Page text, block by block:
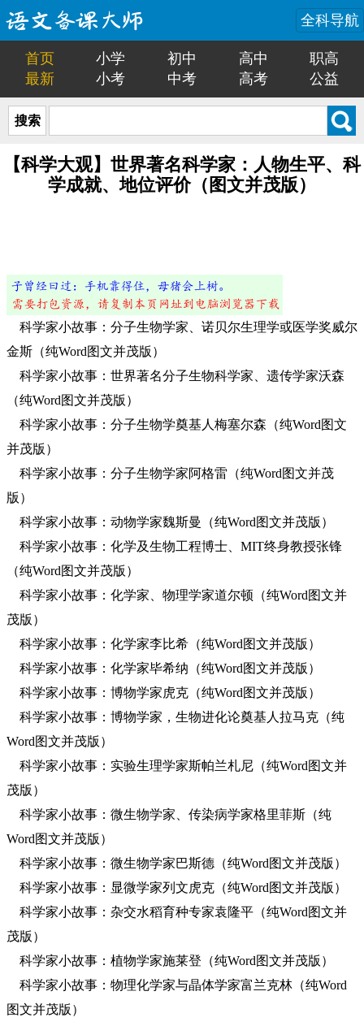
全科导航
首页 小学 初中 高中
职高
最新
小考 中考 高考 公益
搜索
【科学大观】世界著名科学家：人物生平、科
学成就、地位评价（图文并茂版）
科学家小故事：分子生物学家、诺贝尔生理学或医学奖威尔
金斯（纯Word图文并茂版）
科学家小故事：世界著名分子生物科学家、遗传学家沃森
（纯Word图文并茂版）
科学家小故事：分子生物学奠基人梅塞尔森（纯Word图文
并茂版）
科学家小故事：分子生物学家阿格雷（纯Word图文并茂
版）
科学家小故事：动物学家魏斯曼（纯Word图文并茂版）
科学家小故事：化学及生物工程博士、MIT终身教授张锋
（纯Word图文并茂版）
科学家小故事：化学家、物理学家道尔顿（纯Word图文并
茂版）
科学家小故事：化学家李比希（纯Word图文并茂版）
科学家小故事：化学家毕希纳（纯Word图文并茂版）
科学家小故事：博物学家虎克（纯Word图文并茂版）
科学家小故事：博物学家，生物进化论奠基人拉马克（纯
Word图文并茂版）
科学家小故事：实验生理学家斯帕兰札尼（纯Word图文并
茂版）
科学家小故事：微生物学家、传染病学家格里菲斯（纯
Word图文并茂版）
科学家小故事：微生物学家巴斯德（纯Word图文并茂版）
科学家小故事：显微学家列文虎克（纯Word图文并茂版）
科学家小故事：杂交水稻育种专家袁隆平（纯Word图文并
茂版）
科学家小故事：植物学家施莱登（纯Word图文并茂版）
科学家小故事：物理化学家与晶体学家富兰克林（纯Word
图文并茂版）